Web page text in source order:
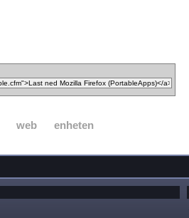
web enheten